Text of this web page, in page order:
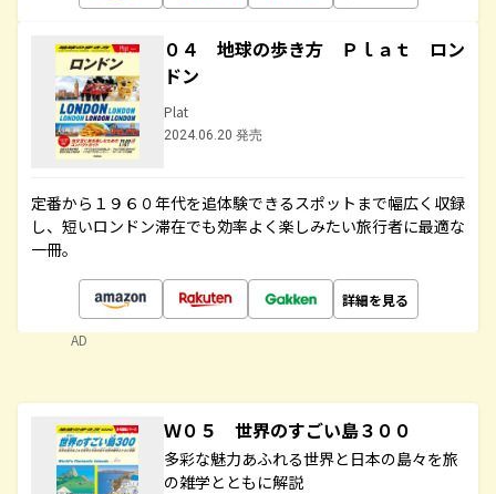
０４ 地球の歩き方 Ｐｌａｔ ロン
ドン
Plat
2024.06.20 発売
定番から１９６０年代を追体験できるスポットまで幅広く収録
し、短いロンドン滞在でも効率よく楽しみたい旅行者に最適な
一冊。
詳細を見る
AD
Ｗ０５ 世界のすごい島３００
多彩な魅力あふれる世界と日本の島々を旅
の雑学とともに解説